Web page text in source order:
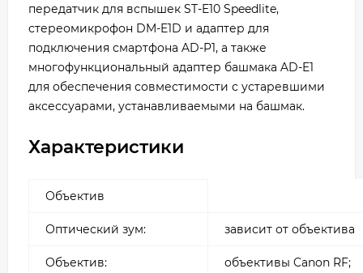
передатчик для вспышек ST-E10 Speedlite,
стереомикрофон DM-E1D и адаптер для
подключения смартфона AD-P1, а также
многофункциональный адаптер башмака AD-E1
для обеспечения совместимости с устаревшими
аксессуарами, устанавливаемыми на башмак.
Характеристики
Объектив
Оптический зум: зависит от объектива
Объектив:
объективы Canon RF;